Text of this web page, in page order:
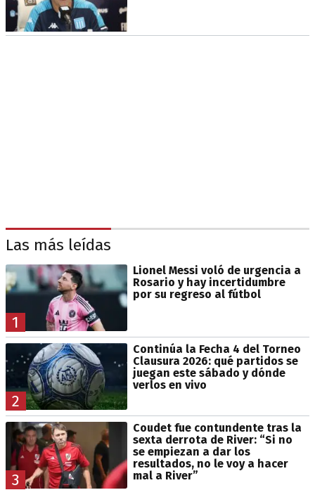
Las más leídas
1
Lionel Messi voló de urgencia a
Rosario y hay incertidumbre
por su regreso al fútbol
2
Continúa la Fecha 4 del Torneo
Clausura 2026: qué partidos se
juegan este sábado y dónde
verlos en vivo
3
Coudet fue contundente tras la
sexta derrota de River: “Si no
se empiezan a dar los
resultados, no le voy a hacer
mal a River”